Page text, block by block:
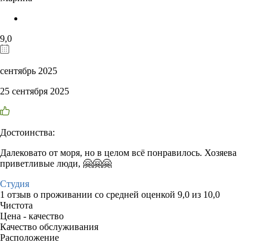
9,0
сентябрь 2025
25 сентября 2025
Достоинства:
Далековато от моря, но в целом всё понравилось. Хозяева
приветливые люди, 🤗🤗🤗
Студия
1 отзыв о проживании со средней оценкой 9,0 из 10,0
Чистота
Цена - качество
Качество обслуживания
Расположение